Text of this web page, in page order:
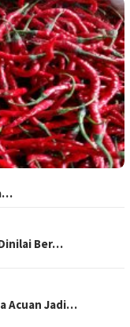
Ber…
Acuan Jadi…